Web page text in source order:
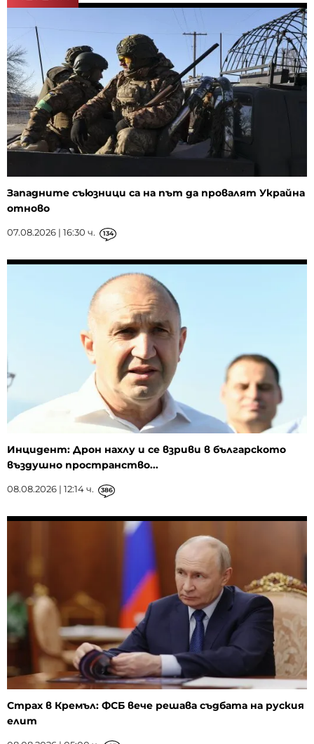
Западните съюзници са на път да провалят Украйна
отново
07.08.2026 | 16:30 ч. 134
Инцидент: Дрон нахлу и се взриви в българското
въздушно пространство...
08.08.2026 | 12:14 ч. 386
Страх в Кремъл: ФСБ вече решава съдбата на руския
елит